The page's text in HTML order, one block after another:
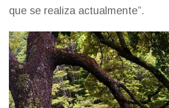
que se realiza actualmente”.